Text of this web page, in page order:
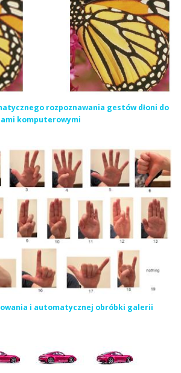
rozpoznawania gestów dłoni do
komputerowymi
i automatycznej obróbki galerii